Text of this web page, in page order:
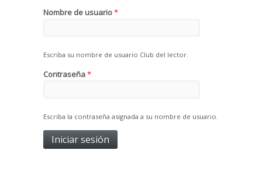
Solicitar una nueva contraseña
Nombre de usuario*
Escriba su nombre de usuario Club del lector.
Contraseña*
Escriba la contraseña asignada a su nombre de usuario.